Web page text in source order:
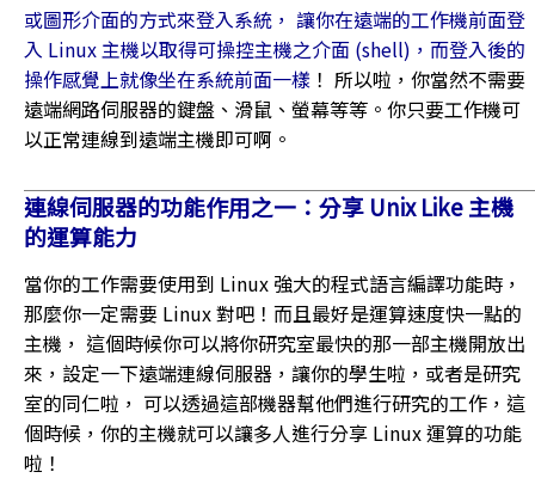
或圖形介面的方式來登入系統， 讓你在遠端的工作機前面登
入 Linux 主機以取得可操控主機之介面 (shell)，而登入後的
操作感覺上就像坐在系統前面一樣 ！ 所以啦，你當然不需要
遠端網路伺服器的鍵盤、滑鼠、螢幕等等。你只要工作機可
以正常連線到遠端主機即可啊。
連線伺服器的功能作用之一：分享 Unix Like 主機
的運算能力
當你的工作需要使用到 Linux 強大的程式語言編譯功能時，
那麼你一定需要 Linux 對吧！而且最好是運算速度快一點的
主機， 這個時候你可以將你研究室最快的那一部主機開放出
來，設定一下遠端連線伺服器，讓你的學生啦，或者是研究
室的同仁啦， 可以透過這部機器幫他們進行研究的工作，這
個時候，你的主機就可以讓多人進行分享 Linux 運算的功能
啦！